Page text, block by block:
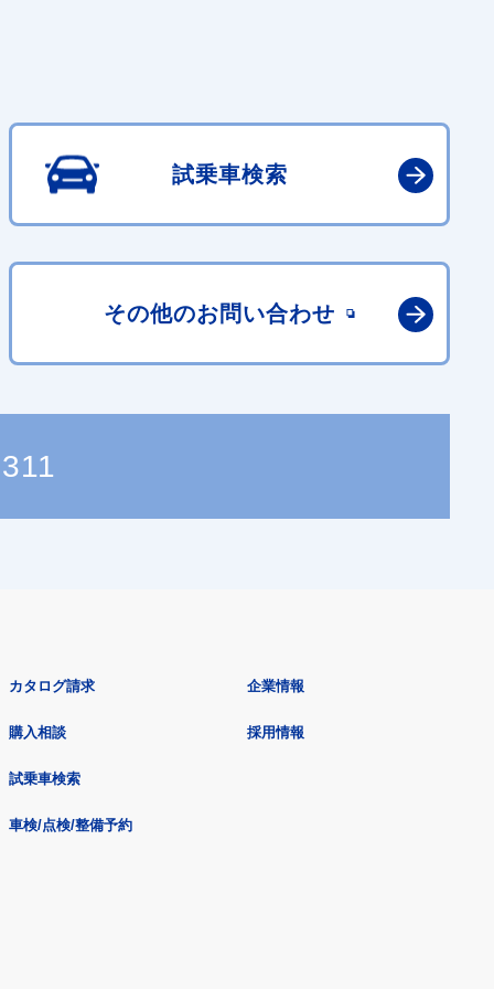
試乗車検索
その他のお問い合わせ
カタログ請求
購入相談
試乗車検索
車検/点検/整備予約
企業情報
採用情報